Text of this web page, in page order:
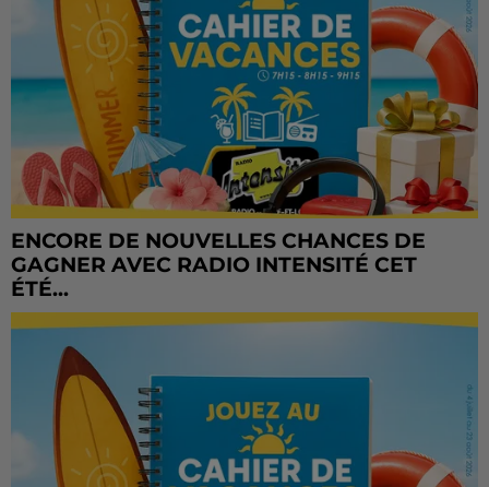
ENCORE DE NOUVELLES CHANCES DE
GAGNER AVEC RADIO INTENSITÉ CET
ÉTÉ...